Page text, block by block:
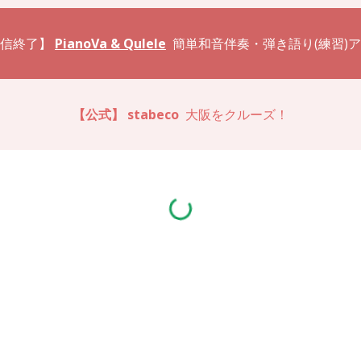
終了】 PianoVa & Qulele 簡単和音伴奏・弾き語り(練習)
【公式】 stabeco 大阪をクルーズ！